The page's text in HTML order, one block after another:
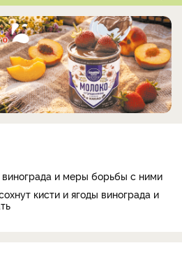
винограда и меры борьбы с ними
кисти и ягоды винограда и